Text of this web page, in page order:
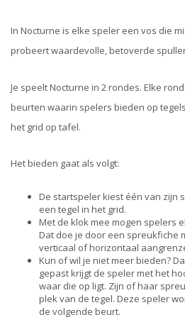
In Nocturne is elke speler een vos die
probeert waardevolle, betoverde
Je speelt Nocturne in 2 rondes. Elke
beurten waarin spelers bieden op
het grid op tafel.
Het bieden gaat als volgt:
De startspeler kiest één van zijn
een tegel in het grid.
Met de klok mee mogen spelers
Dat doe je door een spreukfiche
verticaal of horizontaal
Kun of wil je niet meer bieden?
gepast krijgt de speler met het
waar die op ligt. Zijn of haar
plek van de tegel. Deze speler
de volgende beurt.